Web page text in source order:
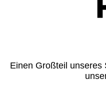
Einen Großteil unseres